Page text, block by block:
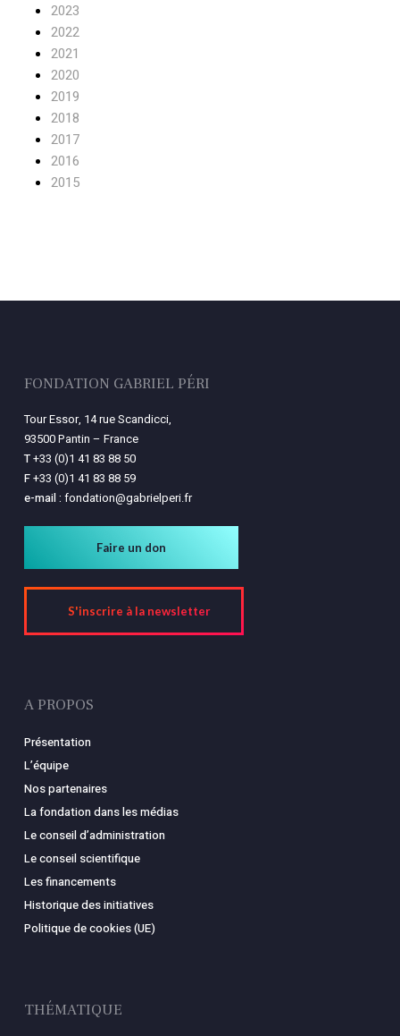
librairie
2023
2022
2021
2020
2019
2018
2017
2016
2015
FONDATION GABRIEL PÉRI
Tour Essor, 14 rue Scandicci,
93500 Pantin – France
T+33 (0)1 41 83 88 50
F+33 (0)1 41 83 88 59
e-mail : fondation@gabrielperi.fr
Faire un don
S'inscrire à la newsletter
A PROPOS
Présentation
L’équipe
Nos partenaires
La fondation dans les médias
Le conseil d’administration
Le conseil scientifique
Les financements
Historique des initiatives
Politique de cookies (UE)
THÉMATIQUE